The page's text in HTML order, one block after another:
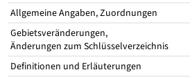
Allgemeine Angaben, Zuordnungen
Gebietsveränderungen,
Änderungen zum Schlüsselverzeichnis
Definitionen und Erläuterungen